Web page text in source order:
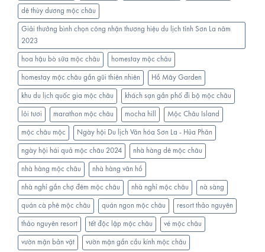
dê thùy dương mộc châu
Giải thưởng bình chọn công nhận thương hiệu du lịch tỉnh Sơn La năm
2023
hoa hậu bò sữa mộc châu homestay mộc châu
homestay mộc châu gần gũi thiên nhiên Hồ Mây Garden
khu du lịch quốc gia mộc châu khách sạn gần phố đi bộ mộc châu
lỏi tươi marathon mộc châu mocha hill Mộc Châu Island
mộc châu mộc Ngày hội Du lịch Văn hóa Sơn La - Hủa Phăn
ngày hội hái quả mộc châu 2024 nhà hàng dê mộc châu
nhà hàng mộc châu nhà hàng vân hồ
nhà nghỉ gần chợ đêm mộc châu nhà nghỉ mộc châu nà sàng
quán cà phê mộc châu quán ngon mộc châu resort thảo nguyên
thảo nguyên resort tết độc lập mộc châu vé mộc châu
vườn mận bản vặt vườn mận gần cầu kính mộc châu